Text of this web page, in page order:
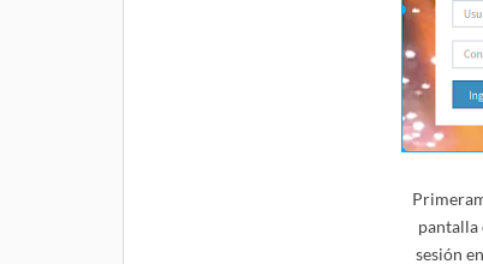
pantalla
sesión